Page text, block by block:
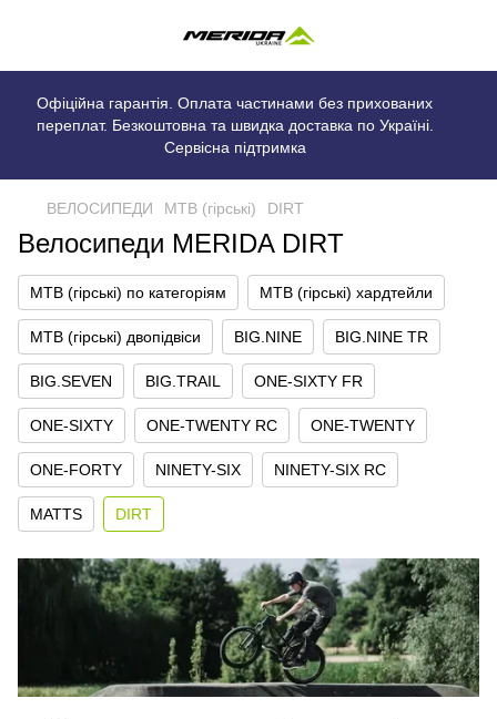
Офіційна гарантія. Оплата частинами без прихованих
переплат. Безкоштовна та швидка доставка по Україні.
Сервісна підтримка
ВЕЛОСИПЕДИ MTB (гірські) DIRT
Велосипеди MERIDA DIRT
MTB (гірські) по категоріям MTB (гірські) хардтейли
MTB (гірські) двопідвіси BIG.NINE BIG.NINE TR
BIG.SEVEN BIG.TRAIL ONE-SIXTY FR
ONE-SIXTY ONE-TWENTY RC ONE-TWENTY
ONE-FORTY NINETY-SIX NINETY-SIX RC
MATTS DIRT